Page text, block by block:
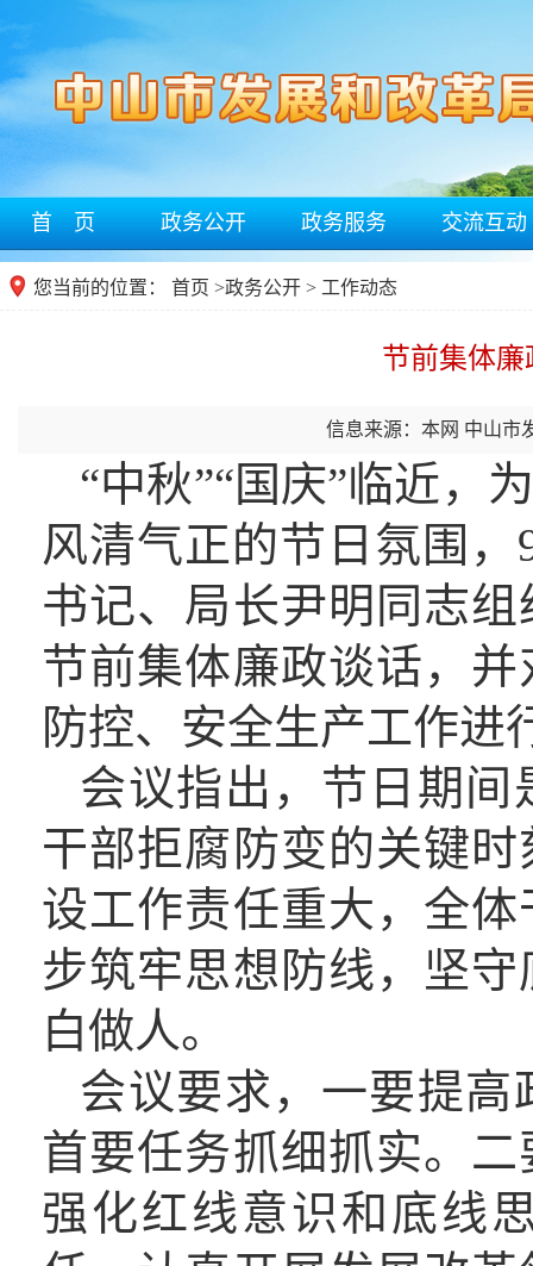
首 页 政务公开 政务服务 交流互动
您当前的位置： 首页 >政务公开 > 工作动态
节前集体
信息来源：本网 中山市
“中秋”“国庆”临近，
风清气正的节日氛围
书记、局长尹明同志
节前集体廉政谈话，
防控、安全生产工作进
会议指出，节日期
干部拒腐防变的关键
设工作责任重大，全
步筑牢思想防线，坚
白做人。
会议要求，一要提
首要任务抓细抓实。
强化红线意识和底线